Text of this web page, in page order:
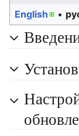
English
• ‎